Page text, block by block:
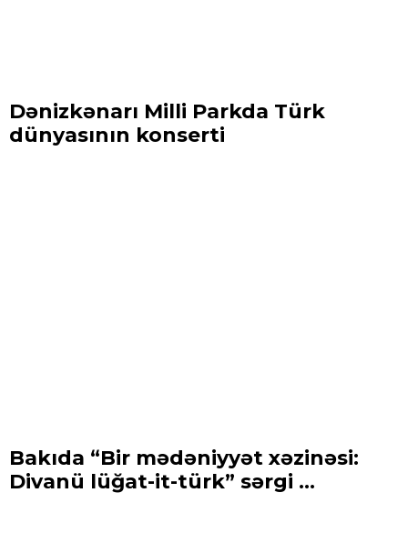
Dənizkənarı Milli Parkda Türk
dünyasının konserti
Bakıda “Bir mədəniyyət xəzinəsi:
Divanü lüğat-it-türk” sərgi ...